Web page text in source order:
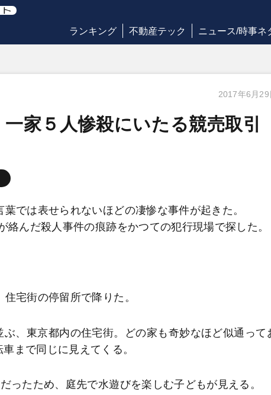
ランキング 不動産テック ニュース/時事ネ
2017年6月29
家５人惨殺にいたる競売取引
では表せられないほどの凄惨な事件が起きた。
んだ殺人事件の痕跡をかつての犯行現場で探した。
宅街の停留所で降りた。
、東京都内の住宅街。どの家も奇妙なほど似通って
まで同じに見えてくる。
ったため、庭先で水遊びを楽しむ子どもが見える。